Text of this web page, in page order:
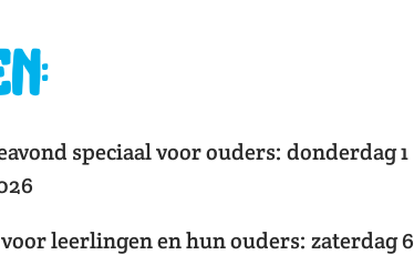
speciaal voor ouders: donderdag 1
leerlingen en hun ouders: zaterdag 6